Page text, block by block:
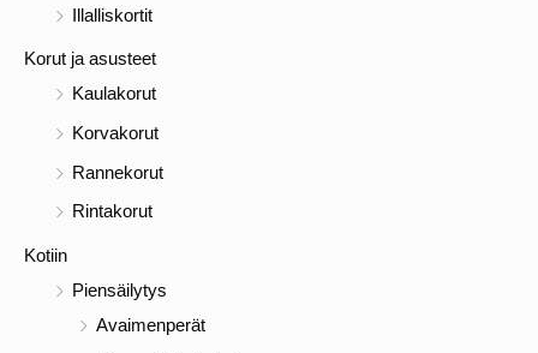
Illalliskortit
Korut ja asusteet
Kaulakorut
Korvakorut
Rannekorut
Rintakorut
Kotiin
Piensäilytys
Avaimenperät